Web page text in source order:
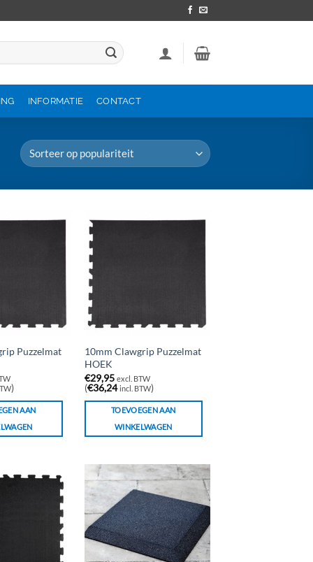
INFORMATIE CONTACT
Puzzelmat
)
AAN
10mm Clawgrip Puzzelmat
HOEK
€29,95 excl. BTW
(€36,24 incl. BTW)
TOEVOEGEN AAN
WINKELWAGEN